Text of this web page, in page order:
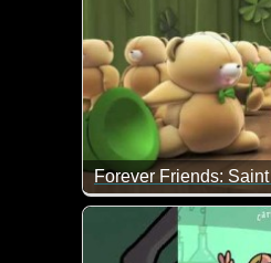
Forever Friends:
Das ist doch ein total